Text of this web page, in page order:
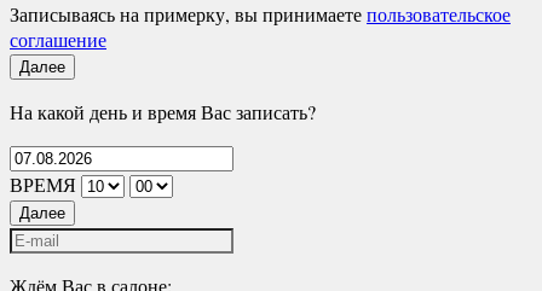
Записываясь на примерку, вы принимаетепользовательское
соглашение
Далее
На какой день и время Вас записать?
ВРЕМЯ
Далее
Ждём Вас в салоне: